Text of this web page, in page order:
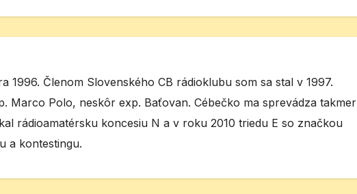
1996. Členom Slovenského CB rádioklubu som sa stal v 1997.
Marco Polo, neskôr exp. Baťovan. Cébečko ma sprevádza takmer
rádioamatérsku koncesiu N a v roku 2010 triedu E so značkou
a kontestingu.